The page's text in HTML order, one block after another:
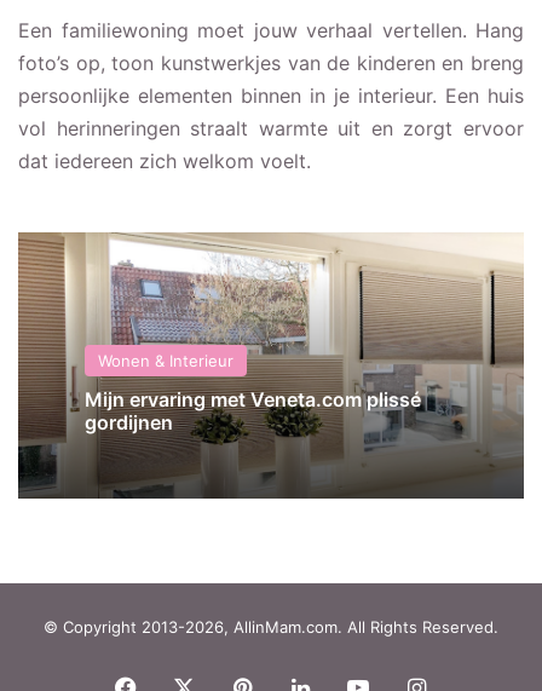
Een familiewoning moet jouw verhaal vertellen. Hang
foto’s op, toon kunstwerkjes van de kinderen en breng
persoonlijke elementen binnen in je interieur. Een huis
vol herinneringen straalt warmte uit en zorgt ervoor
dat iedereen zich welkom voelt.
Wonen & Interieur
Mijn ervaring met Veneta.com plissé
gordijnen
© Copyright 2013-2026, AllinMam.com. All Rights Reserved.
Facebook PinterestLinkedInYouTubeInstagram